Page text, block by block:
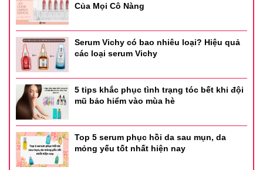
Của Mọi Cô Nàng
Serum Vichy có bao nhiêu loại? Hiệu quả
các loại serum Vichy
5 tips khắc phục tình trạng tóc bết khi đội
mũ bảo hiểm vào mùa hè
Top 5 serum phục hồi da sau mụn, da
mỏng yếu tốt nhất hiện nay